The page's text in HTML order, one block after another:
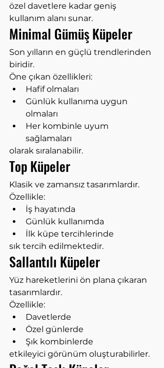
özel davetlere kadar geniş
kullanım alanı sunar.
Minimal Gümüş Küpeler
Son yılların en güçlü trendlerinden
biridir.
Öne çıkan özellikleri:
Hafif olmaları
Günlük kullanıma uygun
olmaları
Her kombinle uyum
sağlamaları
olarak sıralanabilir.
Top Küpeler
Klasik ve zamansız tasarımlardır.
Özellikle:
İş hayatında
Günlük kullanımda
İlk küpe tercihlerinde
sık tercih edilmektedir.
Sallantılı Küpeler
Yüz hareketlerini ön plana çıkaran
tasarımlardır.
Özellikle:
Davetlerde
Özel günlerde
Şık kombinlerde
etkileyici görünüm oluşturabilirler.